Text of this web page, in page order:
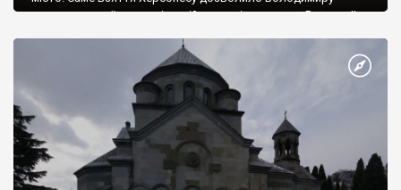
диктувати свої умови візантійському імператору Василю ІІ, та
Херсонесі Володимир-язичник, став Василем-християнином.
А потім було Хрещення Русі. На честь Херсонесу Таврійського